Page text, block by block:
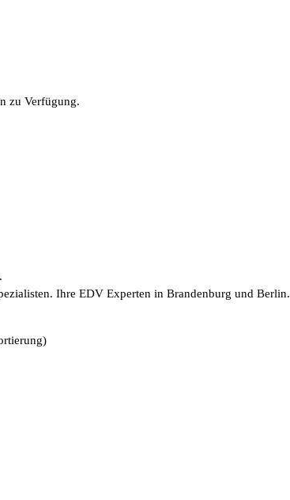
zu Verfügung.
Ihre EDV Experten in Brandenburg und Berlin.